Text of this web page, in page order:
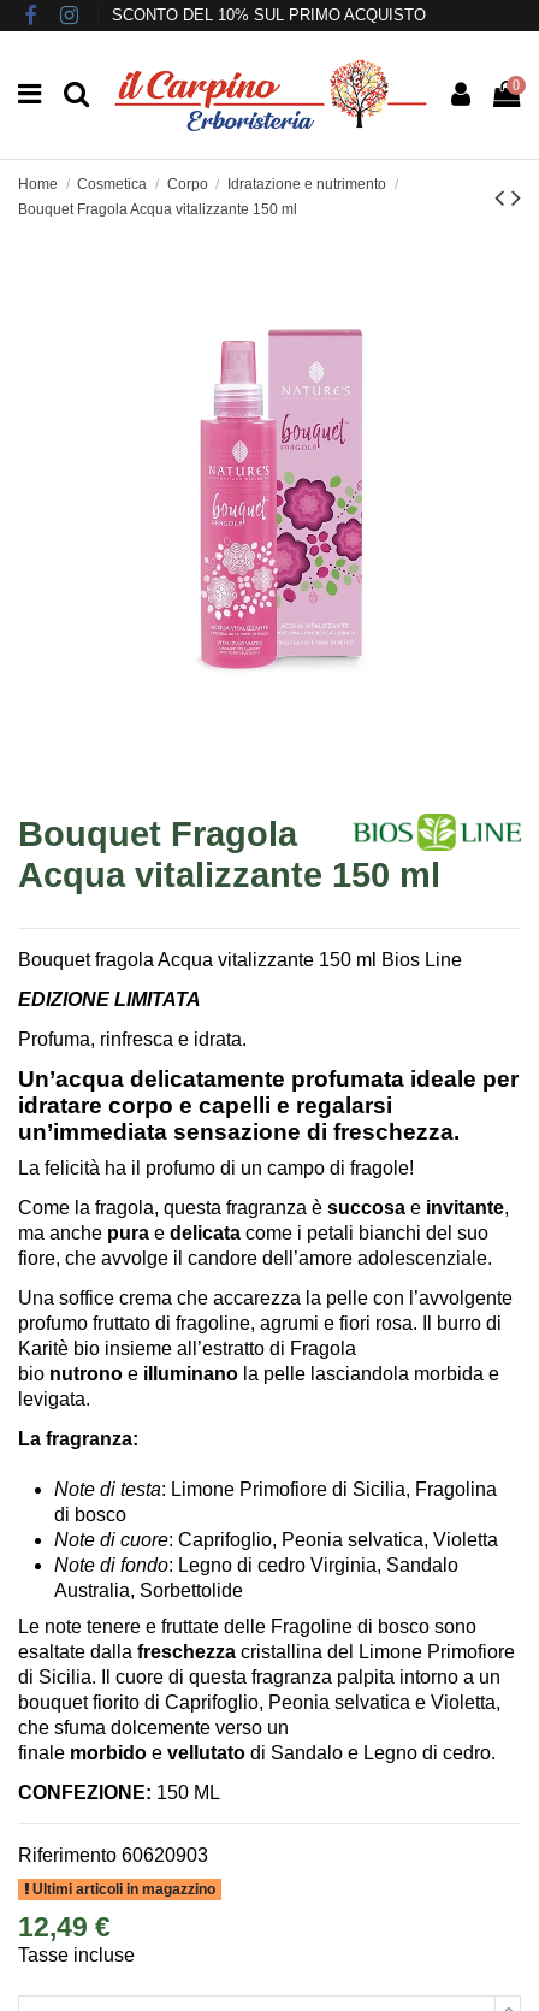
SCONTO DEL 10% SUL PRIMO ACQUISTO
0
Home Cosmetica Corpo
Idratazione e nutrimento
Bouquet Fragola Acqua vitalizzante 150 ml
Bouquet Fragola
Acqua vitalizzante 150 ml
Bouquet fragola Acqua vitalizzante 150 ml Bios Line
EDIZIONE LIMITATA
Profuma, rinfresca e idrata.
Un’acqua delicatamente profumata ideale per
idratare corpo e capelli e regalarsi
un’immediata sensazione di freschezza.
La felicità ha il profumo di un campo di fragole!
Come la fragola, questa fragranza è succosa e invitante,
ma anche pura e delicata come i petali bianchi del suo
fiore, che avvolge il candore dell’amore adolescenziale.
Una soffice crema che accarezza la pelle con l’avvolgente
profumo fruttato di fragoline, agrumi e fiori rosa. Il burro di
Karitè bio insieme all’estratto di Fragola
bio nutrono e illuminano la pelle lasciandola morbida e
levigata.
La fragranza:
Note di testa: Limone Primofiore di Sicilia, Fragolina
di bosco
Note di cuore: Caprifoglio, Peonia selvatica, Violetta
Note di fondo: Legno di cedro Virginia, Sandalo
Australia, Sorbettolide
Le note tenere e fruttate delle Fragoline di bosco sono
esaltate dalla freschezza cristallina del Limone Primofiore
di Sicilia. Il cuore di questa fragranza palpita intorno a un
bouquet fiorito di Caprifoglio, Peonia selvatica e Violetta,
che sfuma dolcemente verso un
finale morbido e vellutato di Sandalo e Legno di cedro.
CONFEZIONE: 150 ML
Riferimento 60620903
Ultimi articoli in magazzino
12,49 €
Tasse incluse